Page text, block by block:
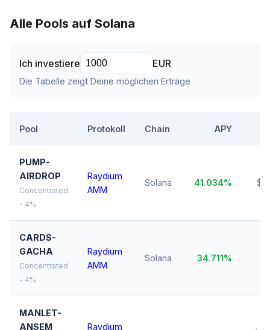
Alle Pools auf Solana
Ich investiere EUR
Die Tabelle zeigt Deine möglichen Erträge
Pool Protokoll Chain APY
PUMP-
AIRDROP
Concentrated
- 4%
Raydium
AMM
Solana 41.034%
CARDS-
GACHA
Concentrated
- 4%
Raydium
AMM
Solana 34.711%
MANLET-
ANSEM
Raydium